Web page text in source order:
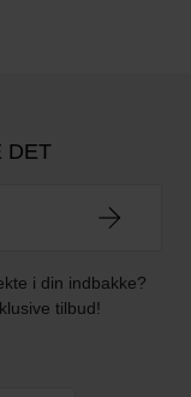
DET
i din indbakke?
tilbud!